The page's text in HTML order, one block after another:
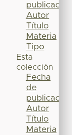
publicación
Autor
Título
Materia
Tipo
Esta
colección
Fecha
de
publicación
Autor
Título
Materia